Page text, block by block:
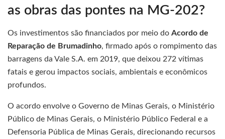
as obras das pontes na MG-202?
Os investimentos são financiados por meio do Acordo de
Reparação de Brumadinho, firmado após o rompimento das
barragens da Vale S.A. em 2019, que deixou 272 vítimas
fatais e gerou impactos sociais, ambientais e econômicos
profundos.
O acordo envolve o Governo de Minas Gerais, o Ministério
Público de Minas Gerais, o Ministério Público Federal e a
Defensoria Pública de Minas Gerais, direcionando recursos